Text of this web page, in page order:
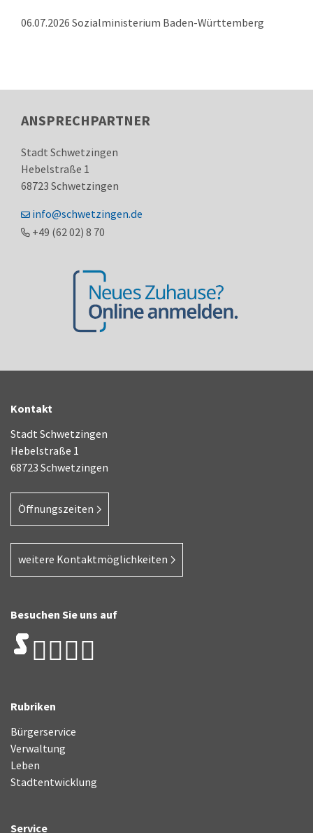
06.07.2026 Sozialministerium Baden-Württemberg
ANSPRECHPARTNER
Stadt Schwetzingen
Hebelstraße 1
68723 Schwetzingen
info@schwetzingen.de
+49 (6202) 8 70
Kontakt
Stadt Schwetzingen
Hebelstraße 1
68723 Schwetzingen
Öffnungszeiten
weitere Kontaktmöglichkeiten
Besuchen Sie uns auf
Rubriken
Bürgerservice
Verwaltung
Leben
Stadtentwicklung
Service